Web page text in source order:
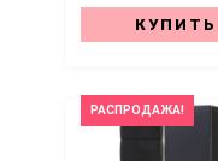
КУПИТЬ
РАСПРОДАЖА!